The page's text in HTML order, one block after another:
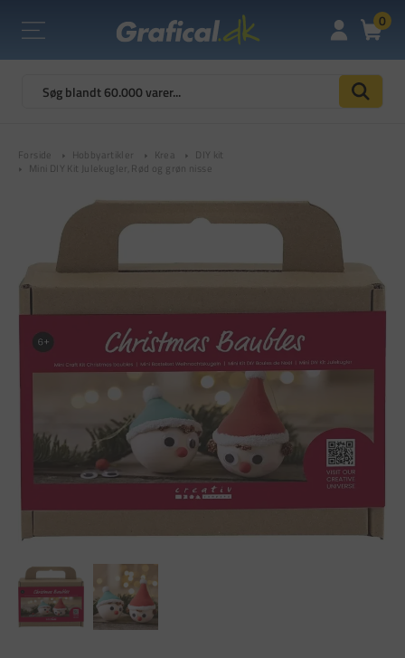
0
Forside Hobbyartikler Krea
DIY kit
Mini DIY Kit Julekugler, Rød og grøn nisse